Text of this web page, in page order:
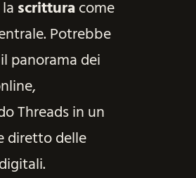
scritturacome
Potrebbe
panorama dei
Threads in un
diretto delle